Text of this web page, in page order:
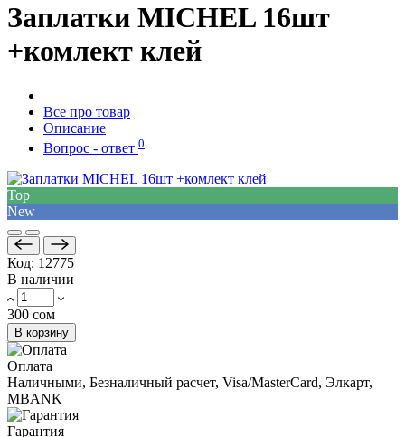
Заплатки MICHEL 16шт
+комлект клей
Все про товар
Описание
Вопрос - ответ 0
Top
New
Код: 12775
В наличии
300 сом
В корзину
Оплата
Наличными, Безналичный расчет, Visa/MasterCard, Элкарт,
MBANK
Гарантия